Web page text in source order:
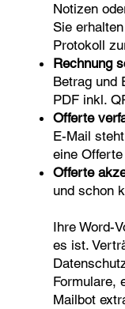
Notizen
Sie
Protokoll
Rechnung
Betrag und
PDF inkl.
Offerte
E-Mail
eine
Offerte
und schon
Ihre Word-
es ist.
Formulare,
Mailbot